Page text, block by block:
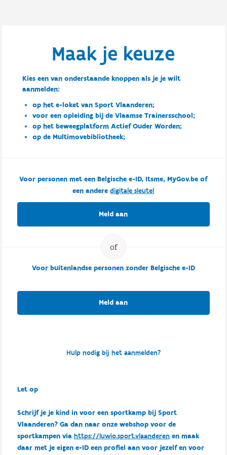
Maak je keuze
Kies een van onderstaande knoppen als je je wilt
aanmelden:
op het e-loket van Sport Vlaanderen;
voor een opleiding bij de Vlaamse Trainersschool;
op het beweegplatform Actief Ouder Worden;
op de Multimovebibliotheek;
Voor personen met een Belgische e-ID, Itsme, MyGov.be of
een anderedigitale sleutel
Meld aan
Voor buitenlandse personen zonder Belgische e-ID
Meld aan
Hulp nodig bij het aanmelden?
Let op
Schrijf je je kind in voor een sportkamp bij Sport
Vlaanderen? Ga dan naar onze webshop voor de
sportkampen via https://luwio.sport.vlaanderenen maak
daar met je eigen e-ID een profiel aan voor jezelf en voor